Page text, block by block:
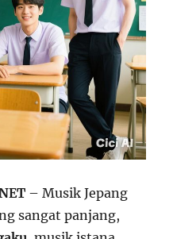
– Musik Jepang
sangat panjang,